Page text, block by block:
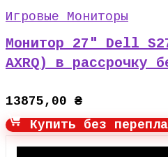
Игровые Мониторы
Монитор 27″ Dell
AXRQ) в рассрочку
13875,00 ₴
Купить без